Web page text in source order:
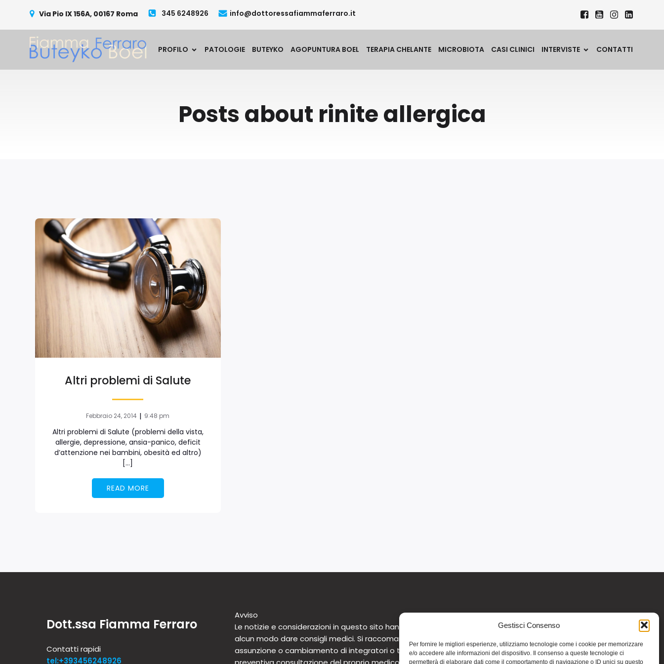
Gestisci Consenso
Per fornire le migliori esperienze, utilizziamo tecnologie come i cookie per memorizzare
e/o accedere alle informazioni del dispositivo. Il consenso a queste tecnologie ci
permetterà di elaborare dati come il comportamento di navigazione o ID unici su questo
Via Pio IX 156A, 00167 Roma 345 6248926 info@dottoressafiammaferraro.it
PROFILO PATOLOGIE BUTEYKO AGOPUNTURA BOEL TERAPIA CHELANTE MICROBIOTA CASI CLINICI INTERVISTE CONTATTI
Posts about rinite allergica
Altri problemi di Salute
Febbraio 24, 2014 | 9:48 pm
Altri problemi di Salute (problemi della vista,
allergie, depressione, ansia-panico, deficit
d’attenzione nei bambini, obesità ed altro)
[…]
READ MORE
Dott.ssa Fiamma Ferraro
Contatti rapidi
tel:+393456248926
Avviso
Le notizie e considerazioni in questo sito hanno carattere informativo generale e non intendono in
alcun modo dare consigli medici. Si raccomanda di non intraprendere o interrompere alcuna terapia o
assunzione o cambiamento di integratori o tantomeno medicinali (nemmeno “naturali”) senza una